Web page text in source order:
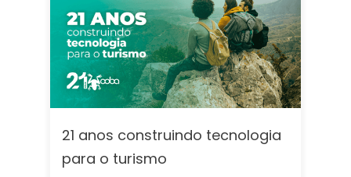
21 anos construindo tecnologia
para o turismo